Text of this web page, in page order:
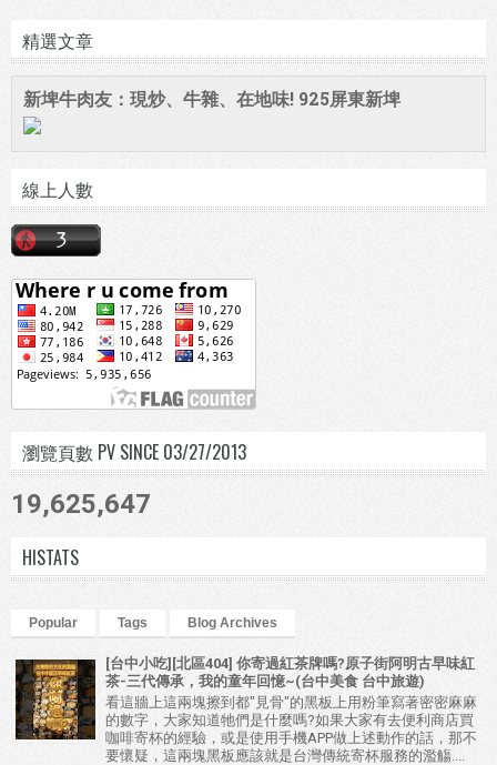
精選文章
新埤牛肉友：現炒、牛雜、在地味! 925屏東新埤
線上人數
瀏覽頁數 PV SINCE 03/27/2013
19,625,647
HISTATS
Popular Tags Blog Archives
[台中小吃][北區404] 你寄過紅茶牌嗎?原子街阿明古早味紅
茶-三代傳承，我的童年回憶~(台中美食 台中旅遊)
看這牆上這兩塊擦到都"見骨"的黑板上用粉筆寫著密密麻麻
的數字，大家知道牠們是什麼嗎?如果大家有去便利商店買
咖啡寄杯的經驗，或是使用手機APP做上述動作的話，那不
要懷疑，這兩塊黑板應該就是台灣傳統寄杯服務的濫觴....